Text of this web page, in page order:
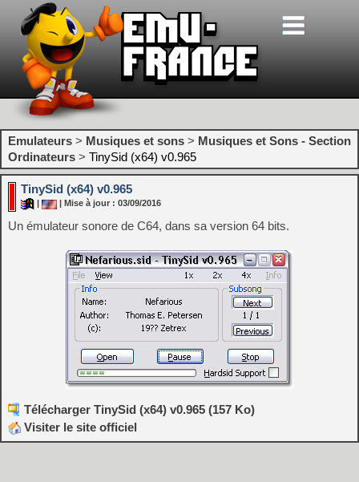
Emulateurs > Musiques et sons > Musiques et Sons - Section
Ordinateurs > TinySid (x64) v0.965
TinySid (x64) v0.965
| Mise à jour : 03/09/2016
Un émulateur sonore de C64, dans sa version 64 bits.
Télécharger TinySid (x64) v0.965 (157 Ko)
Visiter le site officiel